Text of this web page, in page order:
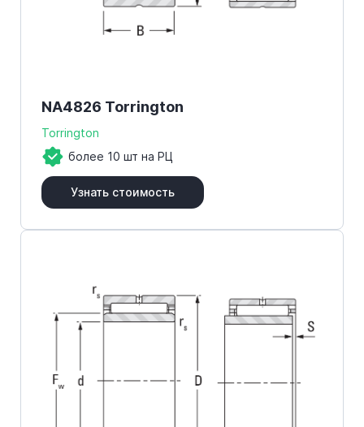
NA4826 Torrington
Torrington
более 10 шт на РЦ
Узнать стоимость